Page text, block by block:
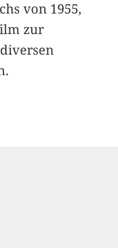
von 1955,
zur